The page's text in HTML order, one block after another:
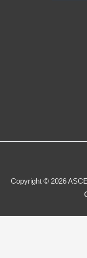
Copyright © 2026